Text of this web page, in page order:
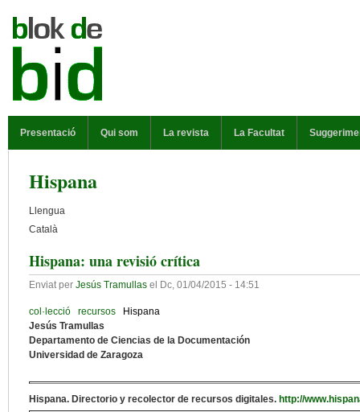
Presentació Qui som La revista La Facultat
Hispana
Llengua
Català
Hispana: una revisió crítica
Enviat per Jesús Tramullas el Dc, 01/04/2015 - 14:51
col·lecció recursos
Hispana
Jesús Tramullas
Departamento de Ciencias de la Documentación
Universidad de Zaragoza
Hispana. Directorio y recolector de recursos digitales. http://